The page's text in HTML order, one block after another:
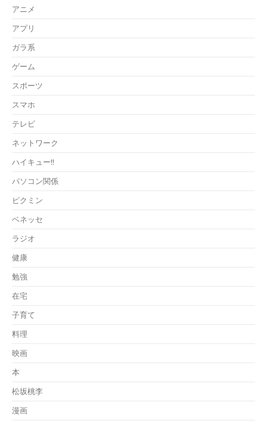
アニメ
アプリ
ガラ系
ゲーム
スポーツ
スマホ
テレビ
ネットワーク
ハイキュー!!
パソコン関係
ピクミン
ベネッセ
ラジオ
健康
勉強
在宅
子育て
料理
映画
本
松坂桃李
漫画